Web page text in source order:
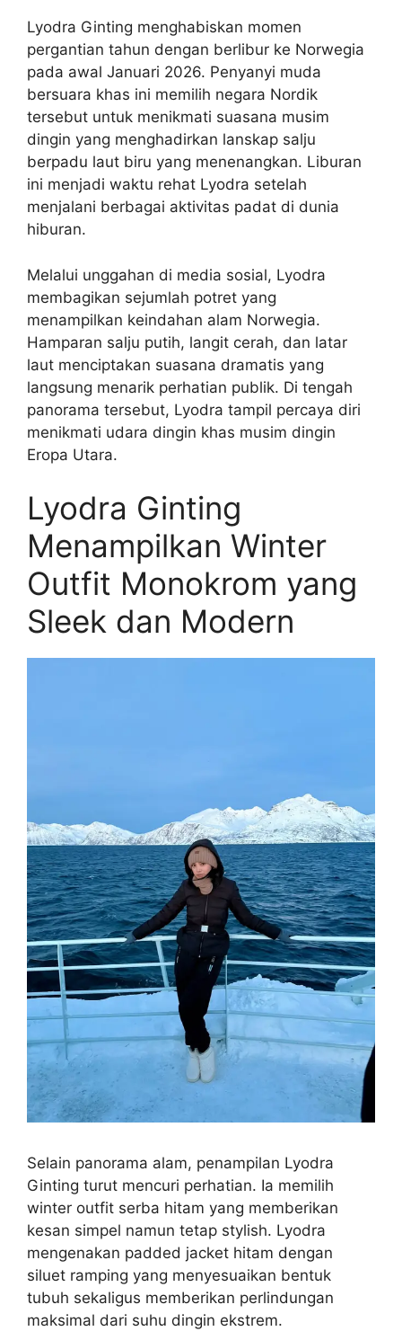
Lyodra Ginting menghabiskan momen
pergantian tahun dengan berlibur ke Norwegia
pada awal Januari 2026. Penyanyi muda
bersuara khas ini memilih negara Nordik
tersebut untuk menikmati suasana musim
dingin yang menghadirkan lanskap salju
berpadu laut biru yang menenangkan. Liburan
ini menjadi waktu rehat Lyodra setelah
menjalani berbagai aktivitas padat di dunia
hiburan.
Melalui unggahan di media sosial, Lyodra
membagikan sejumlah potret yang
menampilkan keindahan alam Norwegia.
Hamparan salju putih, langit cerah, dan latar
laut menciptakan suasana dramatis yang
langsung menarik perhatian publik. Di tengah
panorama tersebut, Lyodra tampil percaya diri
menikmati udara dingin khas musim dingin
Eropa Utara.
Lyodra Ginting
Menampilkan Winter
Outfit Monokrom yang
Sleek dan Modern
Selain panorama alam, penampilan Lyodra
Ginting turut mencuri perhatian. Ia memilih
winter outfit serba hitam yang memberikan
kesan simpel namun tetap stylish. Lyodra
mengenakan padded jacket hitam dengan
siluet ramping yang menyesuaikan bentuk
tubuh sekaligus memberikan perlindungan
maksimal dari suhu dingin ekstrem.